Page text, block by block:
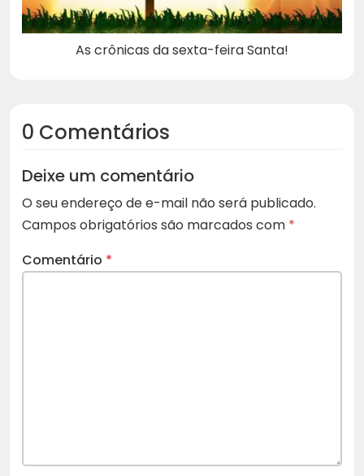
As crônicas da sexta-feira Santa!
0 Comentários
Deixe um comentário
O seu endereço de e-mail não será publicado.
Campos obrigatórios são marcados com *
Comentário *